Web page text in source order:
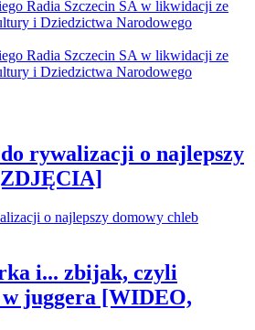
rywalizacji o najlepszy
i... zbijak, czyli
juggera [WIDEO,